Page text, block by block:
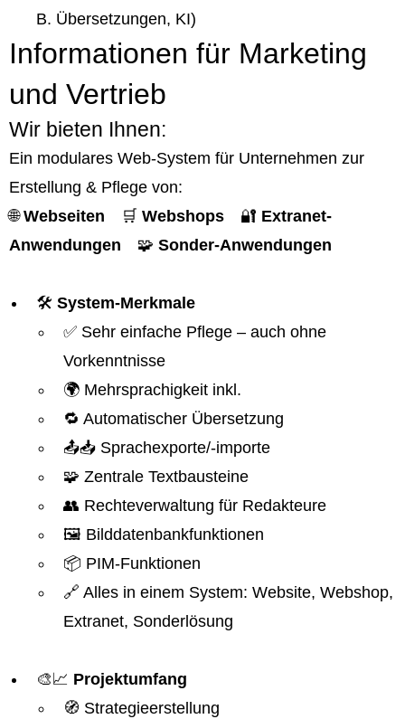
B. Übersetzungen, KI)
Informationen für Marketing
und Vertrieb
Wir bieten Ihnen:
Ein modulares Web-System für Unternehmen zur
Erstellung & Pflege von:
🌐Webseiten 🛒 Webshops 🔐 Extranet-
Anwendungen 🧩 Sonder-Anwendungen
🛠️ System-Merkmale
✅ Sehr einfache Pflege – auch ohne
Vorkenntnisse
🌍 Mehrsprachigkeit inkl.
🔁 Automatischer Übersetzung
📤📥 Sprachexporte/-importe
🧩 Zentrale Textbausteine
👥 Rechteverwaltung für Redakteure
🖼️ Bilddatenbankfunktionen
📦 PIM-Funktionen
🔗 Alles in einem System: Website, Webshop,
Extranet, Sonderlösung
🎨📈 Projektumfang
🧭 Strategieerstellung